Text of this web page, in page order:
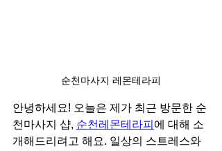
순천마사지 레몬테라피
안녕하세요! 오늘은 제가 최근 방문한 순
천마사지 샵, 순천레몬테라피 에 대해 소
개해드리려고 해요. 일상의 스트레스와